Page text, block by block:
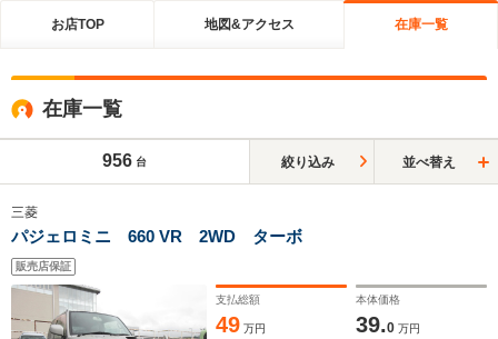
お店TOP 地図&アクセス 在庫一覧
在庫一覧
956 台 絞り込み 並べ替え
三菱
パジェロミニ 660 VR 2WD ターボ
販売店保証
支払総額
49 万円
本体価格
39.0 万円